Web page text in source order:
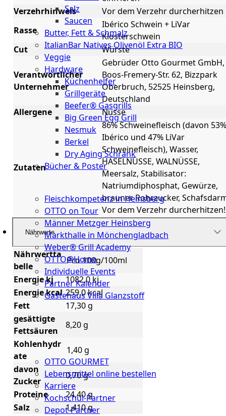
Salz
Saucen
Butter, Fett & Schmalz
ItalianBar Natives Olivenöl Extra BIO
Veggie
Hardware
Küchenhelfer
Grillgeräte
Beefer® Gasgrills
Big Green Egg Grill
Nesmuk
Berkel
Dry Aging Schrank
Bücher & Poster
Fleischkompetenz in Heinsberg
OTTO on Tour
Männer Metzger Heinsberg
Markthalle in Mönchengladbach
Weber® Grill Academy
OTTO@Home
Individuelle Events
Partner Kalender
Gästehaus Villa Glanzstoff
Gutscheine
Über
uns
OTTO GOURMET
Lebensmittel online bestellen
Karriere
Kochschul-Partner
Depot-Partner
Verzehrhinweis
Vor dem Verzehr durcherhitzen
Rasse
Ibérico Schwein + LiVar
Klosterschwein
Cut
Würste
Verantwortlicher
Unternehmer
Gebrüder Otto Gourmet GmbH,
Boos-Fremery-Str. 62, Bizzpark
Oberbruch, 52525 Heinsberg,
Deutschland
Allergene
Nüsse
Zutaten
86% Schweinefleisch (davon 53%
Ibérico und 47% LiVar
Schweinefleisch), Wasser,
HASELNÜSSE, WALNÜSSE,
Meersalz, Stabilisator:
Natriumdiphosphat, Gewürze,
brauner Rohrzucker,
Vor dem Verzehr durcherhitzen!
Nährwerte
Nährwertta
belle
Pro 100g/100ml
Energie kj
1082,0 kj
Energie kcal 259,0 kcal
Fett
17,30 g
gesättigte
Fettsäuren
8,20 g
Kohlenhydr
ate
1,40 g
davon
Zucker
0,70 g
Proteine
24,40 g
Salz
1,410 g